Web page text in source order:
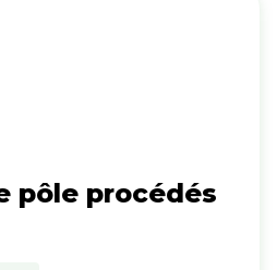
pôle procédés